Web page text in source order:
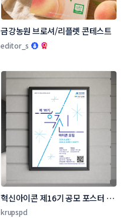
금강농원 브로셔/리플렛 콘테스트
editor_s
혁신아이콘 제16기 공모 포스터 디
자인 콘테스트
krupspd